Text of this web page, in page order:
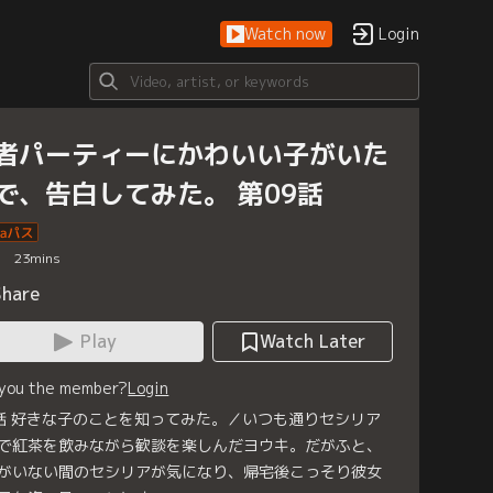
Watch now Login
パーティーにかわいい子がいた
、告白してみた。 第09話
23mins
Play
Watch Later
the member?Login
好きな子のことを知ってみた。／いつも通りセシリア
紅茶を飲みながら歓談を楽しんだヨウキ。だがふと、
いない間のセシリアが気になり、帰宅後こっそり彼女